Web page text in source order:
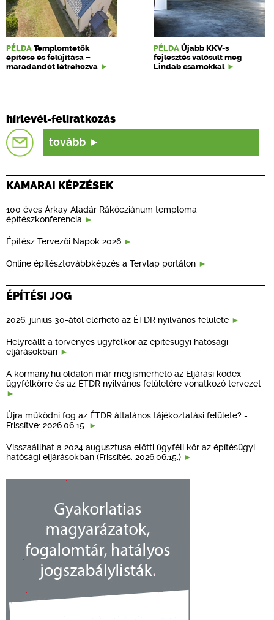
PÉLDA Templomtetők
építése és felújítása –
maradandót létrehozva
PÉLDA Újabb KKV-s
fejlesztés valósult meg
Lindab csarnokkal
hírlevél-feliratkozás
tovább
KAMARAI KÉPZÉSEK
100 éves Árkay Aladár Rákócziánum temploma
építészkonferencia
Építész Tervezői Napok 2026
Online építésztovábbképzés a Tervlap portálon
ÉPÍTÉSI JOG
2026. június 30-ától elérhető az ÉTDR nyilvános felülete
Helyreállt a törvényes ügyfélkör az építésügyi hatósági
eljárásokban
A kormany.hu oldalon már megismerhető az Eljárási kódex
ügyfélkörre és az ÉTDR nyilvános felületére vonatkozó tervezet
Újra működni fog az ÉTDR általános tájékoztatási felülete? -
Frissítve: 2026.06.15.
Visszaállhat a 2024 augusztusa előtti ügyféli kör az építésügyi
hatósági eljárásokban (Frissítés: 2026.06.15.)